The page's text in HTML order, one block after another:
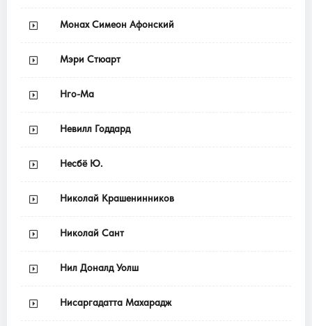
Монах Симеон Афонский
Мэри Стюарт
Нго-Ма
Невилл Годдард
Несбё Ю.
Николай Крашенинников
Николай Сант
Нил Доналд Уолш
Нисаргадатта Махарадж